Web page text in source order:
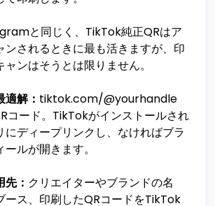
と同じく、TikTok純正QRはア
ンされるときに最も活きますが、印
ンはそうとは限りません。
解： tiktok.com/@yourhandle
コード。TikTokがインストールされ
にディープリンクし、なければブラ
ルが開きます。
： クリエイターやブランドの名
ース、印刷したQRコードをTikTok